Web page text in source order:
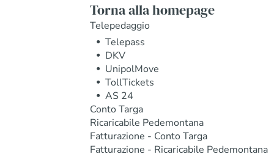
Torna alla homepage
Telepedaggio
Telepass
DKV
UnipolMove
TollTickets
AS 24
Conto Targa
Ricaricabile Pedemontana
Fatturazione - Conto Targa
Fatturazione - Ricaricabile Pedemontana